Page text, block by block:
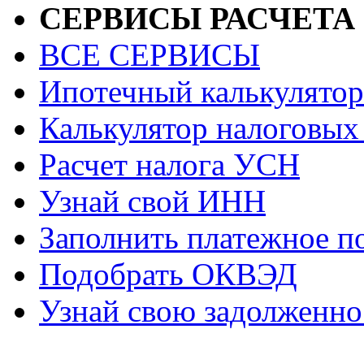
СЕРВИСЫ РАСЧЕТА
ВСЕ СЕРВИСЫ
Ипотечный калькулятор
Калькулятор
Расчет налога УСН
Узнай свой ИНН
Заполнить платежное
Подобрать ОКВЭД
Узнай свою